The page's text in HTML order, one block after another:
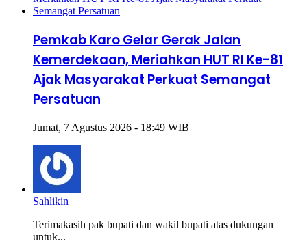
Pemkab Karo Gelar Gerak Jalan
Kemerdekaan, Meriahkan HUT RI Ke-81
Ajak Masyarakat Perkuat Semangat
Persatuan
Jumat, 7 Agustus 2026 - 18:49 WIB
Sahlikin
Terimakasih pak bupati dan wakil bupati atas dukungan
untuk...